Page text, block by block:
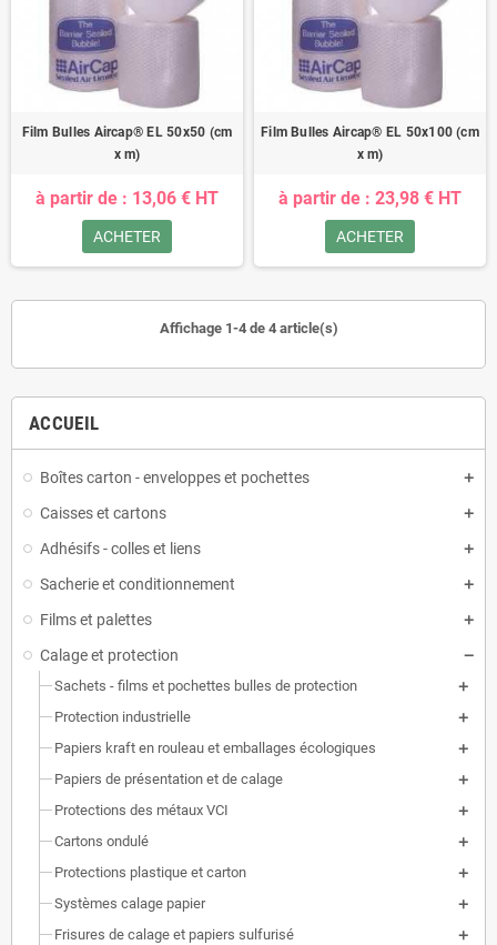
ACCUEIL
Boîtes carton - enveloppes et pochettes
Caisses et cartons
Adhésifs - colles et liens
Sacherie et conditionnement
Films et palettes
Calage et protection
Sachets - films et pochettes bulles de protection
Protection industrielle
Papiers kraft en rouleau et emballages écologiques
Papiers de présentation et de calage
Protections des métaux VCI
Cartons ondulé
Protections plastique et carton
Systèmes calage papier
Frisures de calage et papiers sulfurisé
Film Bulles Aircap® EL 50x50 (cm
x m)
à partir de : 13,06 € HT
ACHETER
Film Bulles Aircap® EL 50x100 (cm
x m)
à partir de : 23,98 € HT
ACHETER
Affichage 1-4 de 4 article(s)